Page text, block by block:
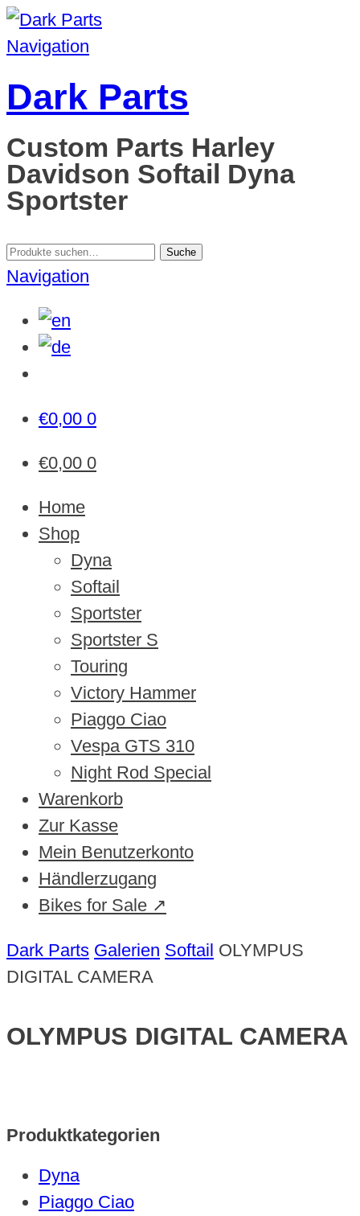
Navigation
Dark Parts
Custom Parts Harley
Davidson Softail Dyna
Sportster
Suche
nach:
Suche
Navigation
€0,00 0
€0,00 0
Home
Shop
Dyna
Softail
Sportster
Sportster S
Touring
Victory Hammer
Piaggo Ciao
Vespa GTS 310
Night Rod Special
Warenkorb
Zur Kasse
Mein Benutzerkonto
Händlerzugang
Bikes for Sale ↗
Dark Parts Galerien Softail OLYMPUS
DIGITAL CAMERA
OLYMPUS DIGITAL CAMERA
Produktkategorien
Dyna
Piaggo Ciao